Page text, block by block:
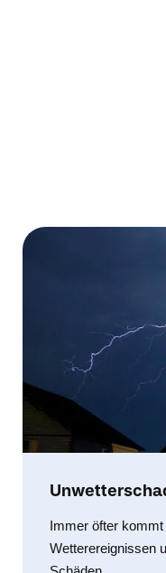
Immer öfter
Wetterereignissen